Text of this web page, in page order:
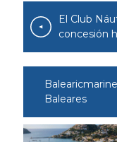
El Club
concesión
Baleares